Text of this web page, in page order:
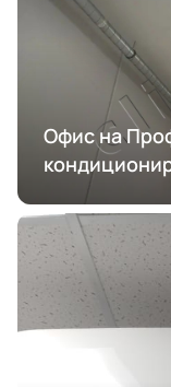
Офис на